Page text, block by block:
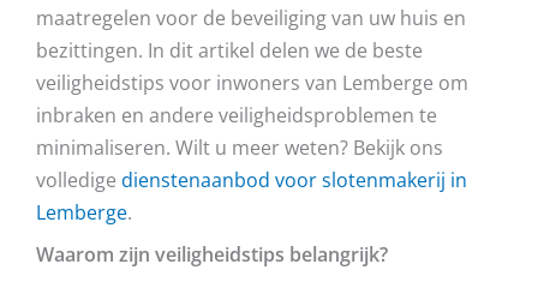
maatregelen voor de beveiliging van uw huis en
bezittingen. In dit artikel delen we de beste
veiligheidstips voor inwoners van Lemberge om
inbraken en andere veiligheidsproblemen te
minimaliseren. Wilt u meer weten? Bekijk ons
volledige dienstenaanbod voor slotenmakerij in
Lemberge.
Waarom zijn veiligheidstips belangrijk?